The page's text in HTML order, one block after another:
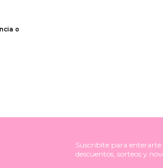
o
Suscribite para enterarte
descuentos, sorteos y